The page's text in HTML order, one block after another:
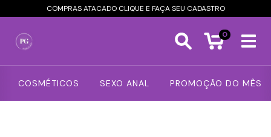
COMPRAS ATACADO CLIQUE E FAÇA SEU CADASTRO
0
COSMÉTICOS SEXO ANAL PROMOÇÃO DO MÊS